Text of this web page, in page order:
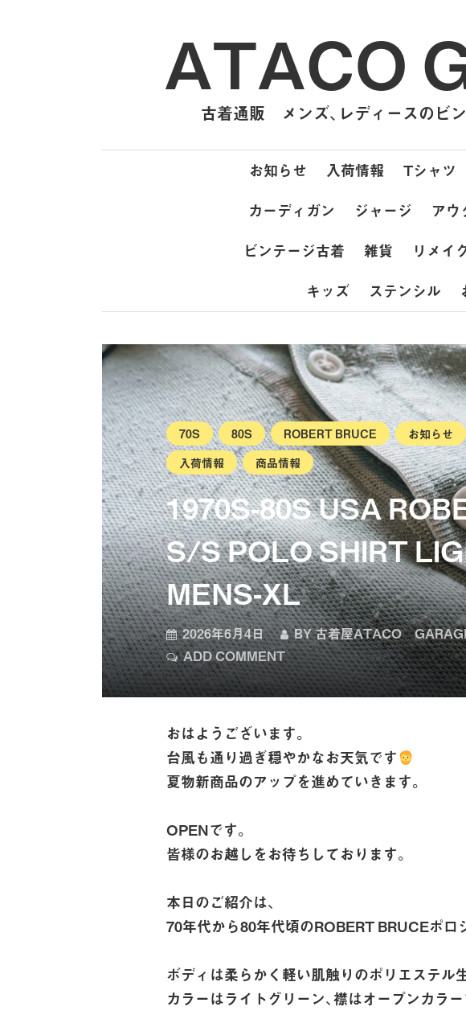
ATACO
古着通販 メンズ、レディースのビ
お知らせ 入荷情報 Tシャツ
カーディガン
ジャージ アウ
ビンテージ古着
雑貨 リメイ
キッズ
ステンシル
70S 80S ROBERT BRUCE お知らせ
入荷情報
商品情報
1970S-80S USA
S/S POLO SHIRT
MENS-XL
2026年6月4日 BY古着屋ATACO
ADD COMMENT
おはようございます。
台風も通り過ぎ穏やかなお天気です
夏物新商品のアップを進めていきます。
OPENです。
皆様のお越しをお待ちしております。
本日のご紹介は、
70年代から80年代頃のROBERT BRUCEポロ
ボディは柔らかく軽い肌触りのポリエステル
カラーはライトグリーン、襟はオープンカラー